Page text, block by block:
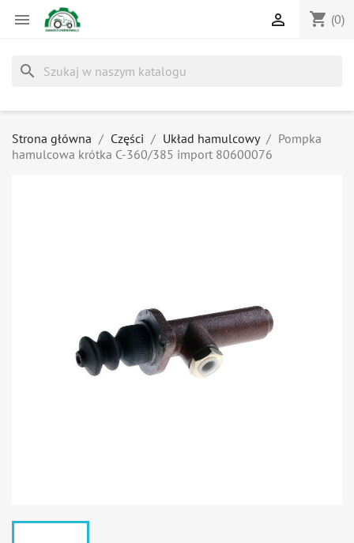
 shopping_cart (0)

search
Strona główna Części Układ hamulcowy
Pompka
hamulcowa krótka C-360/385 import 80600076